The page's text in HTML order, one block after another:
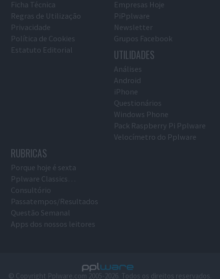
Ficha Técnica
Regras de Utilização
Privacidade
Política de Cookies
Estatuto Editorial
Empresas Hoje
PiPplware
Newsletter
Grupos Facebook
UTILIDADES
Análises
Android
iPhone
Questionários
Windows Phone
Pack Raspberry Pi Pplware
Velocímetro do Pplware
RUBRICAS
Porque hoje é sexta
Pplware Classics…
Consultório
Passatempos/Resultados
Questão Semanal
Apps dos nossos leitores
© Copyright Pplware.com 2005-2026. Todos os direitos reservados.